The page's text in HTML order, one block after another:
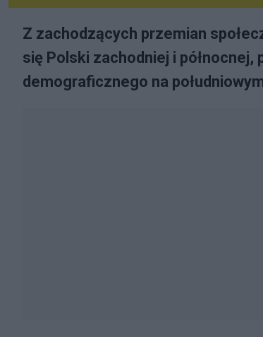
Z zachodzących przemian
się Polski zachodniej i północnej,
demograficznego na